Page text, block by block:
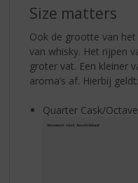
Size matters
Ook de grootte van
van whisky. Het rijpen
groter vat. Een kleiner
aroma’s af. Hierbij
Quarter Cask/